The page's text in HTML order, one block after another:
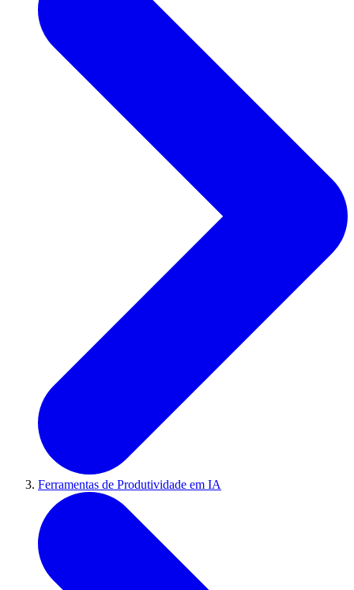
Ferramentas de Produtividade em IA